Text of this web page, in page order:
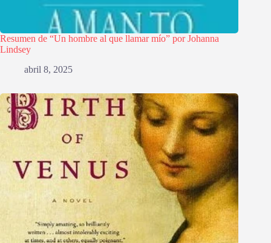
Resumen de “Un hombre al que llamar mío” por Johanna
Lindsey
abril 8, 2025